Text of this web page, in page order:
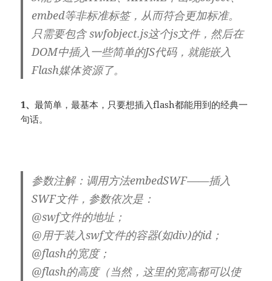
embed等非标准标签，从而符合更加标准。
只需要包含 swfobject.js这个js文件，然后在
DOM中插入一些简单的JS代码，就能嵌入
Flash媒体资源了。
1、最简单，最基本，只要想插入flash都能用到的经典一
句话。
参数注解：调用方法embedSWF——插入
SWF文件，参数依次是：
@swf文件的地址；
@用于装入swf文件的容器(如div)的id；
@flash的宽度；
@flash的高度（当然，这里的宽高都可以使